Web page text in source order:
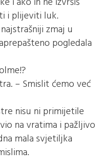
i plijeviti luk.
zmaj u
pogledala
– Smislit ćemo već
nisu ni primijetile
na vratima i pažljivo
mala svjetiljka